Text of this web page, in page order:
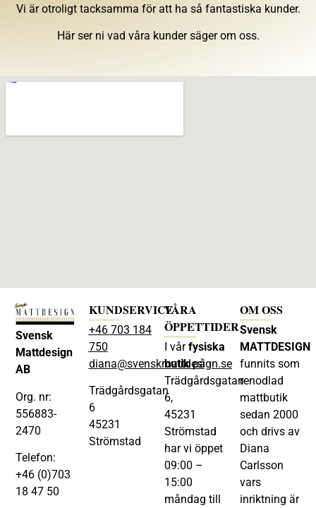
Vi är otroligt tacksamma för att ha så fantastiska kunder.
Här ser ni vad våra kunder säger om oss.
Svensk
Mattdesign
AB
Org. nr:
556883-
2470
Telefon:
+46 (0)703
18 47 50
KUNDSERVICE
+46 703 184
750
diana@svenskmattdesign.se
Trädgårdsgatan
6
45231
Strömstad
VÅRA
ÖPPETTIDER
I vårfysiska
butikpå
Trädgårdsgatan
6,
45231
Strömstad
har vi öppet
09:00 –
15:00
måndag till
OM OSS
Svensk
MATTDESIGN
funnits som
renodlad
mattbutik
sedan 2000
och drivs av
Diana
Carlsson
vars
inriktning är